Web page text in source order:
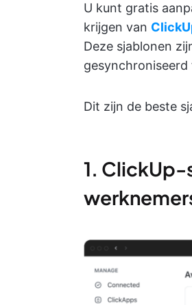
U kunt gratis
krijgen van
Deze sjablonen
Dit zijn de beste
1.